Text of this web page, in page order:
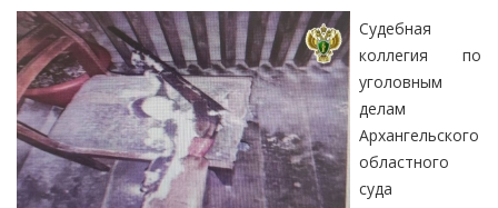
Судебная
коллегия по
уголовным
делам
Архангельского
областного
суда